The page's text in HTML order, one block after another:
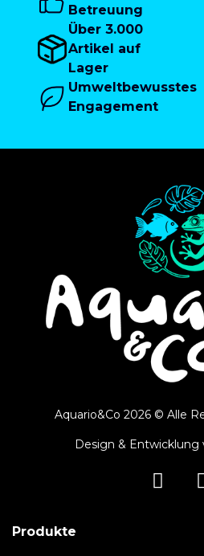
Betreuung
Über 3.000
Artikel auf
Lager
Umweltbewusstes
Engagement
Aquario&Co 2026 © Alle
Design & Entwicklung
Produkte